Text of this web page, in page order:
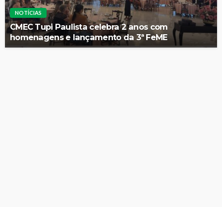
NOTÍCIAS
CMEC Tupi Paulista celebra 2 anos com
homenagens e lançamento da 3ª FeME